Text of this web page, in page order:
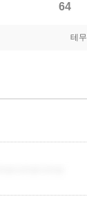
64
테